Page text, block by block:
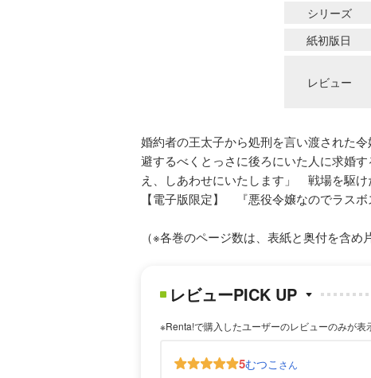
シリーズ
紙初版日
レビュー
婚約者の王太子から処刑を言い渡された
避するべくとっさに後ろにいた人に求婚
え、しあわせにいたします」 戦場を駆け
【電子版限定】 『悪役令嬢なのでラス
（※各巻のページ数は、表紙と奥付を含め
レビューPICK UP
※Renta!で購入したユーザーのレビューのみが表
5むつこ さん